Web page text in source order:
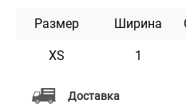
Доставка
и не боится воды. Он
уходе. Доступен в разных
Размер Ширина
XS 1